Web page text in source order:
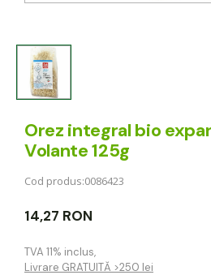
Orez integral bio
Volante 125g
Cod produs:0086423
14,27 RON
TVA 11% inclus,
Livrare GRATUITĂ >250 lei